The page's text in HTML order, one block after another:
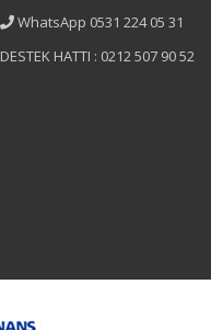
WhatsApp 0531 224 05 31
DESTEK HATTI : 0212 507 90 52